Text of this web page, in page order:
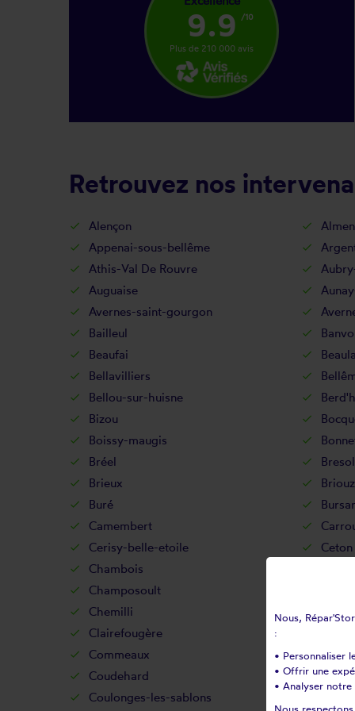
9.9 /10
Plus de 210 000 avis
Retrouvez nos
Alençon
Appenai-sous-bellême
Athis-Val De Rouvre
Auguaise
Avernes-saint-gourgon
Bailleul
Beaufai
Bellavilliers
Bellou-sur-huisne
Bizou
Boissy-maugis
Bréel
Brieux
Buré
Camembert
Cerisy-belle-etoile
Ceton
Chambois
Champosoult
Chemilli
Clairefougère
Commeaux
Coudehard
Coulonges-les-sablons
Nous,
:
• Personnaliser
• Offrir une
• Analyser notre